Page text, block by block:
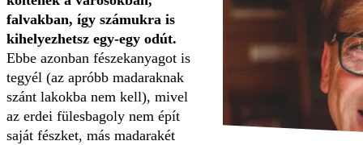
falvakban, így számukra is
kihelyezhetsz egy-egy odút.
Ebbe azonban fészekanyagot is
tegyél (az apróbb madaraknak
szánt lakokba nem kell), mivel
az erdei fülesbagoly nem épít
saját fészket, más madarakét